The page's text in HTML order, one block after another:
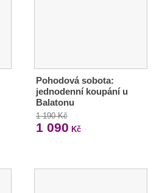
Pohodová sobota:
jednodenní koupání u
Balatonu
1 190 Kč
1 090 Kč